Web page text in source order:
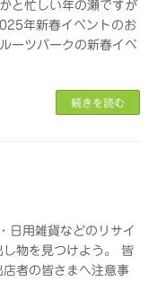
と忙しい年の瀬ですが
年新春イベントのお
ーツパークの新春イベ
続きを読む
日用雑貨などのリサイ
物を見つけよう。 皆
者の皆さまへ注意事